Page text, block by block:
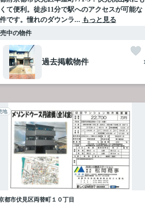
て便利。徒歩11分で駅へのアクセスが可能な
です。憧れのダウンラ... もっと見る
中の物件
過去掲載物件
地
都市伏見区両替町１０丁目